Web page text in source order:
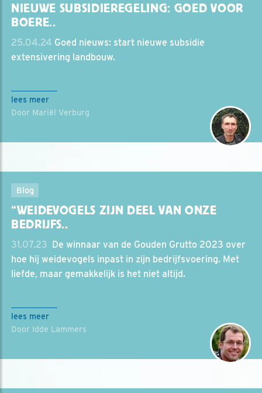
NIEUWE SUBSIDIEREGELING: GOED VOOR
BOERE..
25.04.24 Goed nieuws: start nieuwe subsidie
extensivering landbouw.
lees meer
Door Mariël Verburg
Blog
“WEIDEVOGELS ZIJN DEEL VAN ONZE
BEDRIJFS..
31.07.23 ‎ De winnaar van de Gouden Grutto 2023 over
hoe hij weidevogels inpast in zijn bedrijfsvoering. Met
liefde, maar gemakkelijk is het niet altijd.
lees meer
Door Idde Lammers